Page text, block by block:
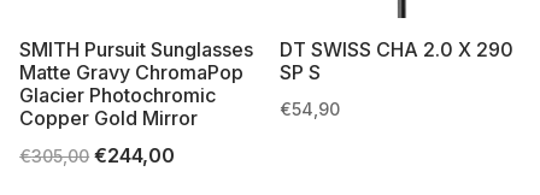
SMITH Pursuit Sunglasses
Matte Gravy ChromaPop
Glacier Photochromic
Copper Gold Mirror
€305,00 Il
€244,00
DT SWISS CHA 2.0 X 290
SP S
€54,90